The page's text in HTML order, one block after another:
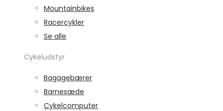
Mountainbikes
Racercykler
Se alle
Cykeludstyr
Bagagebærer
Barnesæde
Cykelcomputer